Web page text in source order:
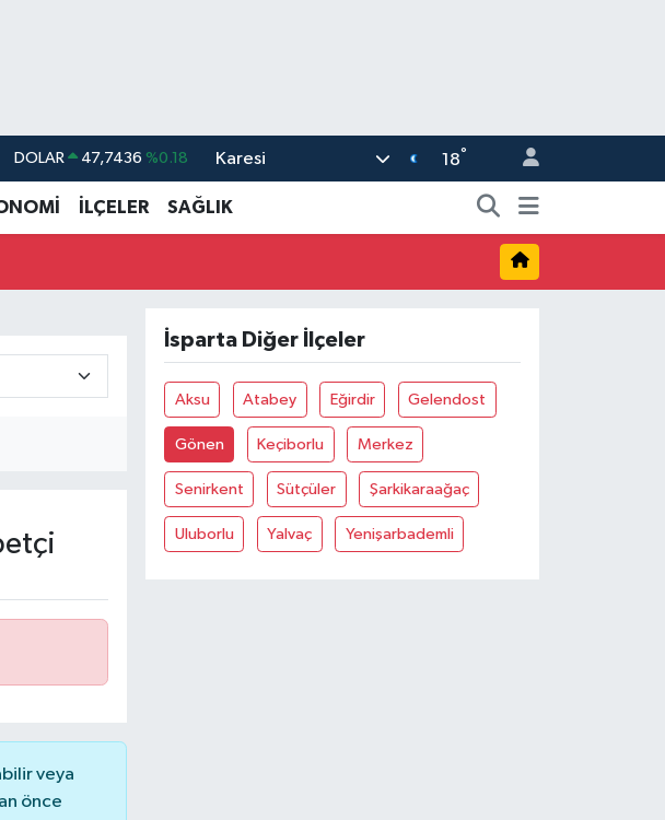
DOLAR 47,7436 %0.18
EURO 55,2510 %0.32
STERLİN 64,4811 %0.38
64.959,79 %1.11
Karesi 18°
İLÇELER SAĞLIK
veya
önce
İsparta Diğer İlçeler
Aksu Atabey Eğirdir Gelendost
Gönen Keçiborlu Merkez
Senirkent Sütçüler Şarkikaraağaç
Uluborlu Yalvaç Yenişarbademli